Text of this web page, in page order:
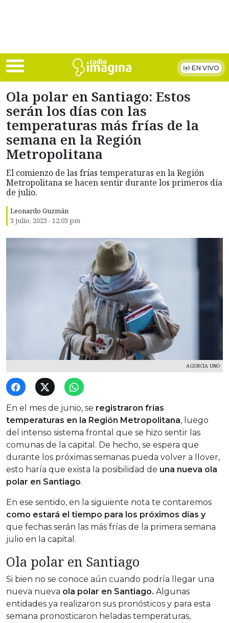
EN VIVO
Ola polar en Santiago: Estos
serán los días con las
temperaturas más frías de la
semana en la Región
Metropolitana
El comienzo de las frías temperaturas en la Región
Metropolitana se hacen sentir durante los primeros día
de julio.
Leonardo Guzmán
3 julio, 2023 - 12:03 pm
AGENCIA UNO
En el mes de junio, se registraron frías
temperaturas en la Región Metropolitana, luego
del intenso sistema frontal que se hizo sentir las
comunas de la capital. De hecho, se espera que
durante los próximas semanas pueda volver a llover,
esto haría que exista la posibilidad de una nueva ola
polar en Santiago.
En ese sentido, en la siguiente nota te contaremos
como estará el tiempo para los próximos días y
que fechas serán las más frías de la primera semana
julio en la capital.
Ola polar en Santiago
Si bien no se conoce aún cuando podría llegar una
nueva nueva ola polar en Santiago. Algunas
entidades ya realizaron sus pronósticos y para esta
semana pronosticaron heladas temperaturas,